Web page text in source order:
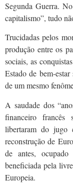
Segunda Guerra.
capitalismo”, tudo
Trucidadas pelos
produção entre os
sociais, as
Estado de bem-
de um mesmo
A saudade dos
financeiro francês
libertaram do jugo
reconstrução de
de antes,
beneficiada pela
Europeia.